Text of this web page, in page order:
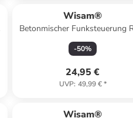
Wisam®
Betonmischer Funksteuerung
-50%
24,95 €
UVP: 49,99 €*
Wisam®